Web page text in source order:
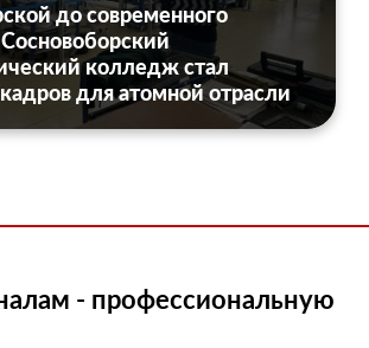
до современного
колледж стал
для атомной отрасли
- профессиональную